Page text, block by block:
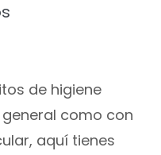
de higiene
como con
aquí tienes